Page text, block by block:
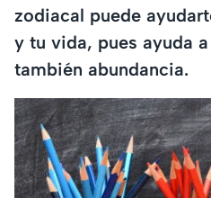
zodiacal puede
y tu vida, pues ayuda
también abundancia.